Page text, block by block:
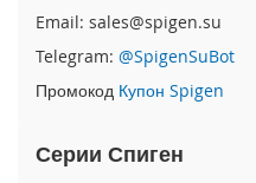
i
P
h
o
n
1
Email: sales@spigen.su
Telegram: @SpigenSuBot
Промокод Купон Spigen
Серии Спиген